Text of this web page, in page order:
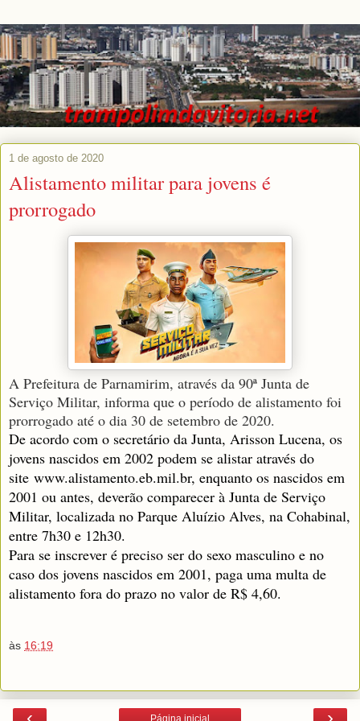
1 de agosto de 2020
Alistamento militar para jovens é
prorrogado
A Prefeitura de Parnamirim, através da 90ª Junta de
Serviço Militar, informa que o período de alistamento foi
prorrogado até o dia 30 de setembro de 2020.
De acordo com o secretário da Junta, Arisson Lucena, os
jovens nascidos em 2002 podem se alistar através do
site www.alistamento.eb.mil.br, enquanto os nascidos em
2001 ou antes, deverão comparecer à Junta de Serviço
Militar, localizada no Parque Aluízio Alves, na Cohabinal,
entre 7h30 e 12h30.
Para se inscrever é preciso ser do sexo masculino e no
caso dos jovens nascidos em 2001, paga uma multa de
alistamento fora do prazo no valor de R$ 4,60.
às 16:19
Página inicial